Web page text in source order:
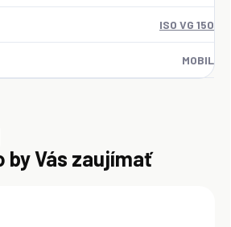
ISO VG 150
MOBIL
by Vás zaujímať